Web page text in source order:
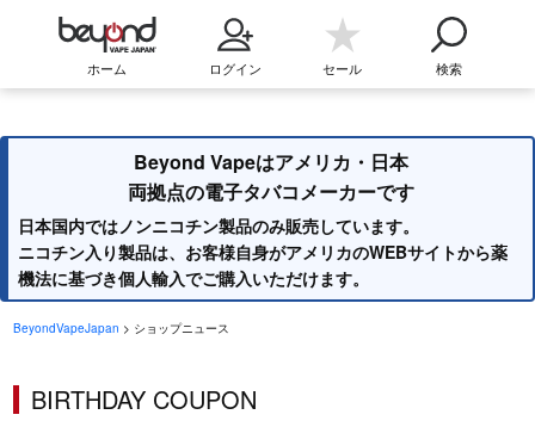
ホーム ログイン セール 検索
Beyond Vapeはアメリカ・日本
両拠点の電子タバコメーカーです
日本国内ではノンニコチン製品のみ販売しています。
ニコチン入り製品は、お客様自身がアメリカのWEBサイトから薬
機法に基づき個人輸入でご購入いただけます。
BeyondVapeJapan > ショップニュース
BIRTHDAY COUPON